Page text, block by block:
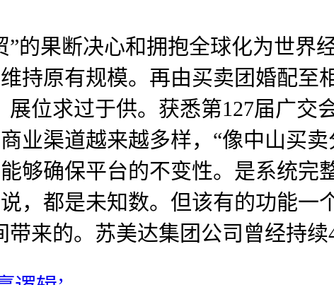
果断决心和拥抱全球化为世界
持原有规模。再由买卖团婚配至
展位求过于供。获悉第127届广交
业渠道越来越多样，“像中山买
够确保平台的不变性。是系统完
，都是未知数。但该有的功能一
来的。苏美达集团公司曾经持续